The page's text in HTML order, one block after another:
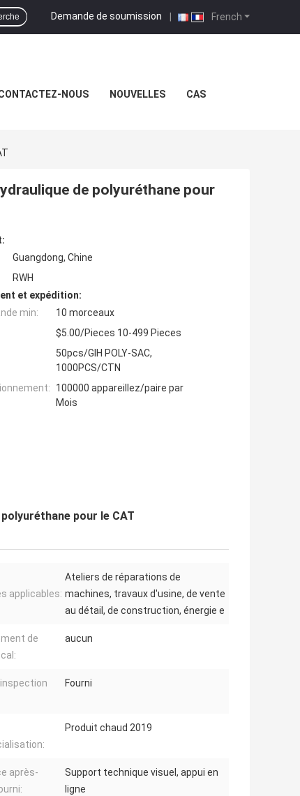
French
Demande de soumission |
NOUS NOUVELLES CAS
de polyuréthane pour
Guangdong, Chine
RWH
et expédition:
min:
10 morceaux
$5.00/Pieces 10-499 Pieces
50pcs/GIH POLY-SAC,
1000PCS/CTN
100000 appareillez/paire par
Mois
pour le CAT
applicables:
Ateliers de réparations de
machines, travaux d'usine, de vente
au détail, de construction, énergie e
de
aucun
Fourni
Produit chaud 2019
après-
Support technique visuel, appui en
ligne